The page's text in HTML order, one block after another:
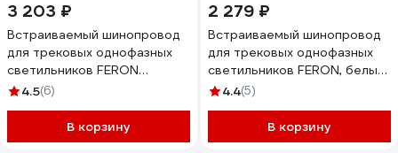
3 203 ₽
Встраиваемый шинопровод
для трековых однофазных
светильников FERON
черный, 3м CAB1004 10356
4.5(6)
В корзину
2 279 ₽
Встраиваемый шинопровод
для трековых однофазных
светильников FERON, белый,
2м CAB1004 10353
4.4(5)
В корзину